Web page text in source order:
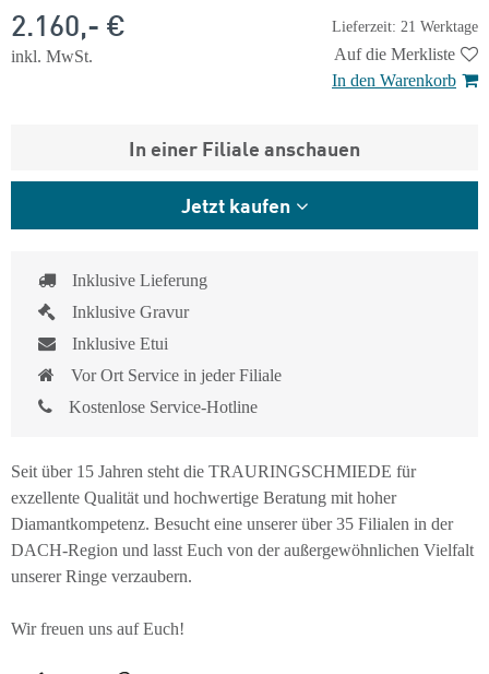
Lieferzeit: 21 Werktage
2.160,- €
inkl. MwSt.
Auf die Merkliste
In den Warenkorb
In einer Filiale anschauen
Jetzt kaufen
Inklusive Lieferung
Inklusive Gravur
Inklusive Etui
Vor Ort Service in jeder Filiale
Kostenlose Service-Hotline
Seit über 15 Jahren steht die TRAURINGSCHMIEDE für
exzellente Qualität und hochwertige Beratung mit hoher
Diamantkompetenz. Besucht eine unserer über 35 Filialen in der
DACH-Region und lasst Euch von der außergewöhnlichen Vielfalt
unserer Ringe verzaubern.
Wir freuen uns auf Euch!